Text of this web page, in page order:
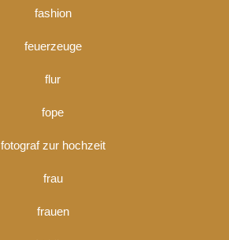
fashion
feuerzeuge
flur
fope
fotograf zur hochzeit
frau
frauen